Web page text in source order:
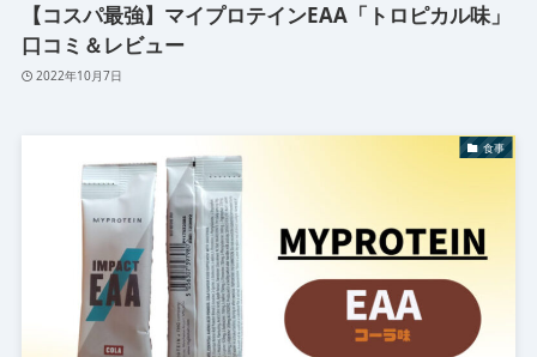
【コスパ最強】マイプロテインEAA「トロピカル味」
口コミ＆レビュー
2022年10月7日
食事